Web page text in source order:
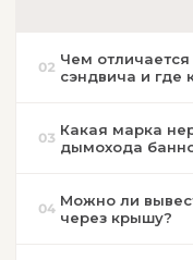
02 Чем
сэндвича и где
03 Какая марка
дымохода
04 Можно ли
через крышу?